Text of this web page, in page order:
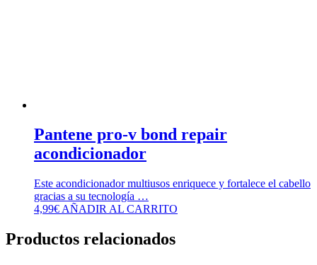
Pantene pro-v bond repair
acondicionador
Este acondicionador multiusos enriquece y fortalece el cabello
gracias a su tecnología …
4,99€ AÑADIR AL CARRITO
Productos relacionados